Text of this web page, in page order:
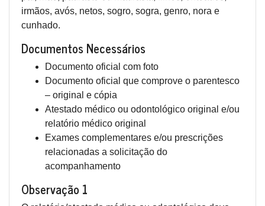
irmãos, avós, netos, sogro, sogra, genro, nora e
cunhado.
Documentos Necessários
Documento oficial com foto
Documento oficial que comprove o parentesco
– original e cópia
Atestado médico ou odontológico original e/ou
relatório médico original
Exames complementares e/ou prescrições
relacionadas a solicitação do
acompanhamento
Observação 1